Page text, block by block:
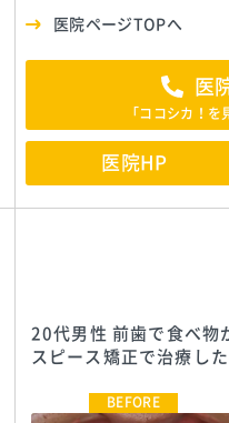
医院ページTOPへ
医
「ココシカ！を
医院HP
20代男性 前歯で食べ物
スピース矯正で治療した